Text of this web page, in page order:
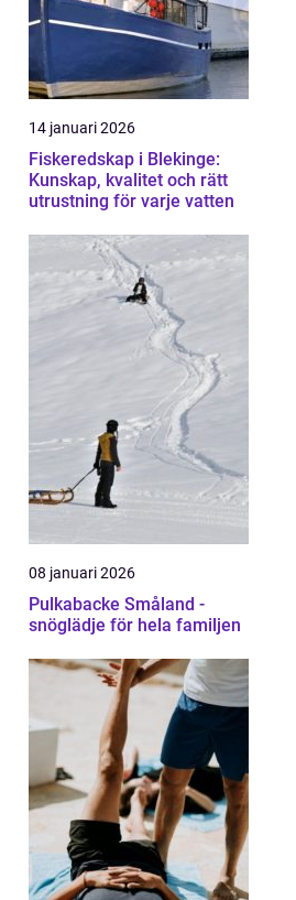
14 januari 2026
Fiskeredskap i Blekinge:
Kunskap, kvalitet och rätt
utrustning för varje vatten
08 januari 2026
Pulkabacke Småland -
snöglädje för hela familjen